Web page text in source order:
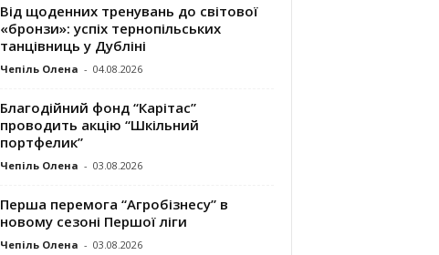
Від щоденних тренувань до світової
«бронзи»: успіх тернопільських
танцівниць у Дубліні
Чепіль Олена - 04.08.2026
Благодійний фонд “Карітас”
проводить акцію “Шкільний
портфелик”
Чепіль Олена - 03.08.2026
Перша перемога “Агробізнесу” в
новому сезоні Першої ліги
Чепіль Олена - 03.08.2026